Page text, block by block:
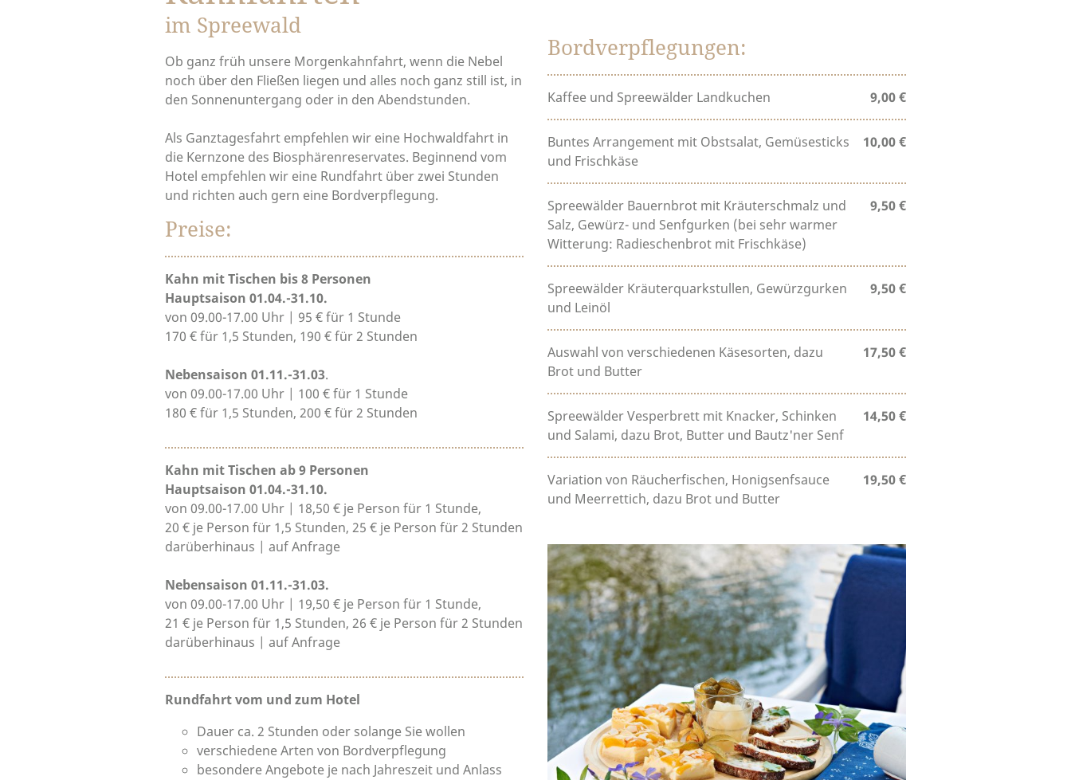
im Spreewald
Ob ganz früh unsere Morgenkahnfahrt, wenn die Nebel
noch über den Fließen liegen und alles noch ganz still ist, in
den Sonnenuntergang oder in den Abendstunden.
Als Ganztagesfahrt empfehlen wir eine Hochwaldfahrt in
die Kernzone des Biosphärenreservates. Beginnend vom
Hotel empfehlen wir eine Rundfahrt über zwei Stunden
und richten auch gern eine Bordverpflegung.
Preise:
Kahn mit Tischen bis 8 Personen
Hauptsaison 01.04.-31.10.
von 09.00-17.00 Uhr | 95 € für 1 Stunde
170 € für 1,5 Stunden, 190 € für 2 Stunden
Nebensaison 01.11.-31.03.
von 09.00-17.00 Uhr | 100 € für 1 Stunde
180 € für 1,5 Stunden, 200 € für 2 Stunden
Kahn mit Tischen ab 9 Personen
Hauptsaison 01.04.-31.10.
von 09.00-17.00 Uhr | 18,50 € je Person für 1 Stunde,
20 € je Person für 1,5 Stunden, 25 € je Person für 2 Stunden
darüberhinaus | auf Anfrage
Nebensaison 01.11.-31.03.
von 09.00-17.00 Uhr | 19,50 € je Person für 1 Stunde,
21 € je Person für 1,5 Stunden, 26 € je Person für 2 Stunden
darüberhinaus | auf Anfrage
Rundfahrt vom und zum Hotel
Dauer ca. 2 Stunden oder solange Sie wollen
verschiedene Arten von Bordverpflegung
besondere Angebote je nach Jahreszeit und Anlass
Bordverpflegungen:
Kaffee und Spreewälder Landkuchen 9,00 €
Buntes Arrangement mit Obstsalat, Gemüsesticks
und Frischkäse
10,00 €
Spreewälder Bauernbrot mit Kräuterschmalz und
Salz, Gewürz- und Senfgurken (bei sehr warmer
Witterung: Radieschenbrot mit Frischkäse)
9,50 €
Spreewälder Kräuterquarkstullen, Gewürzgurken
und Leinöl
9,50 €
Auswahl von verschiedenen Käsesorten, dazu
Brot und Butter
17,50 €
Spreewälder Vesperbrett mit Knacker, Schinken
und Salami, dazu Brot, Butter und Bautz'ner Senf
14,50 €
Variation von Räucherfischen, Honigsenfsauce
und Meerrettich, dazu Brot und Butter
19,50 €